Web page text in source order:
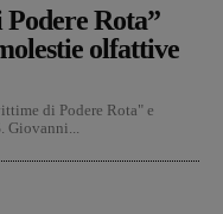
Rota”
olfattive
di Podere Rota" e